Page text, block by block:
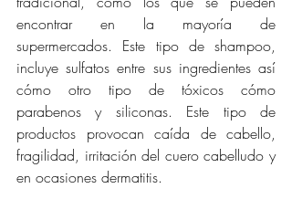
encontrar en la mayoría de
supermercados. Este tipo de shampoo,
incluye sulfatos entre sus ingredientes así
cómo otro tipo de tóxicos cómo
parabenos y siliconas. Este tipo de
productos provocan caída de cabello,
fragilidad, irritación del cuero cabelludo y
en ocasiones dermatitis.